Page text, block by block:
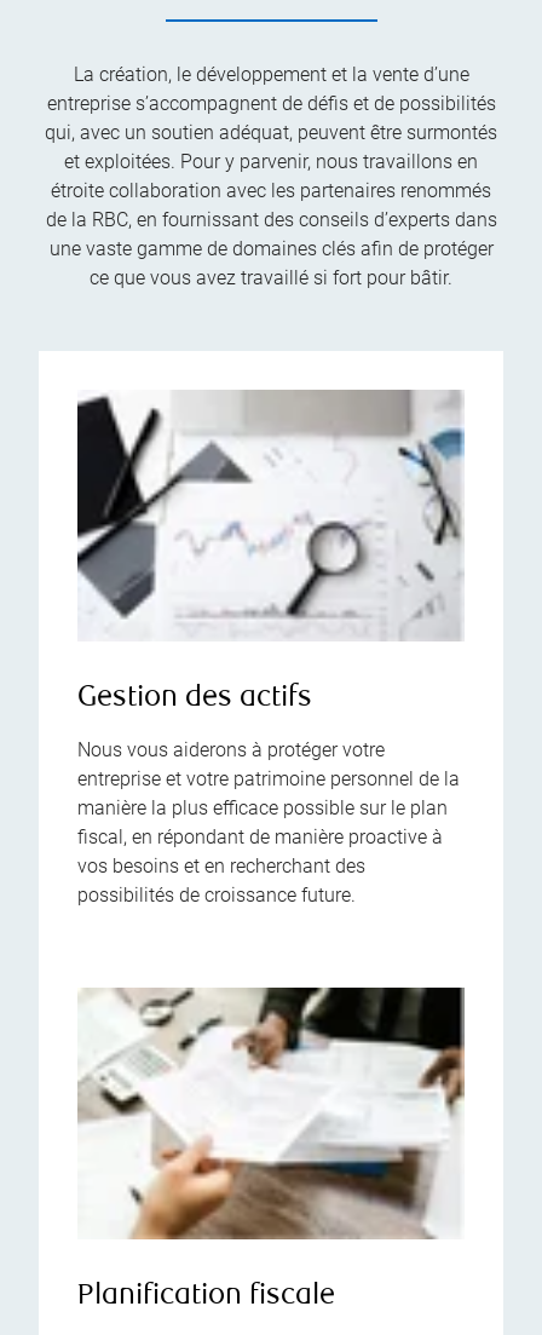
La création, le développement et la vente d’une
entreprise s’accompagnent de défis et de possibilités
qui, avec un soutien adéquat, peuvent être surmontés
et exploitées. Pour y parvenir, nous travaillons en
étroite collaboration avec les partenaires renommés
de la RBC, en fournissant des conseils d’experts dans
une vaste gamme de domaines clés afin de protéger
ce que vous avez travaillé si fort pour bâtir.
Gestion des actifs
Nous vous aiderons à protéger votre
entreprise et votre patrimoine personnel de la
manière la plus efficace possible sur le plan
fiscal, en répondant de manière proactive à
vos besoins et en recherchant des
possibilités de croissance future.
Planification fiscale